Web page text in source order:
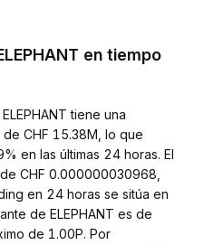
en tiempo
tiene una
CHF 15.38M, lo que
en las últimas 24 horas. El
CHF 0.000000030968,
en 24 horas se sitúa en
de ELEPHANT es de
de 1.00P. Por